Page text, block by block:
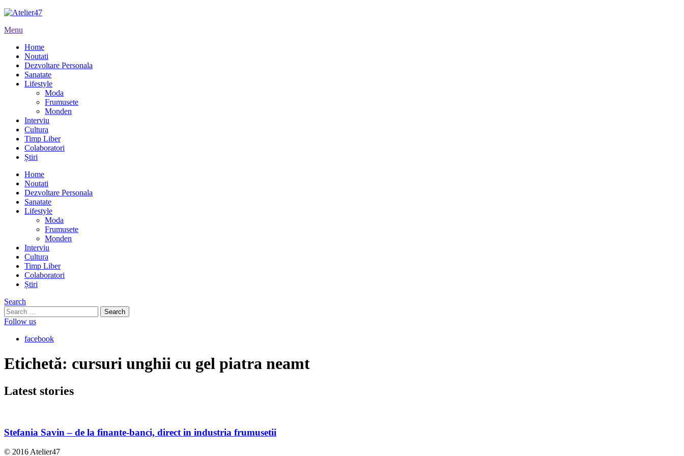
Menu
Home
Noutati
Dezvoltare Personala
Sanatate
Lifestyle
Moda
Frumusete
Monden
Interviu
Cultura
Timp Liber
Colaboratori
Știri
Home
Noutati
Dezvoltare Personala
Sanatate
Lifestyle
Moda
Frumusete
Monden
Interviu
Cultura
Timp Liber
Colaboratori
Știri
Search
Search
for:
Follow us
facebook
Etichetă: cursuri unghii cu gel piatra neamt
Latest stories
Stefania Savin – de la finante-banci, direct in industria frumusetii
© 2016 Atelier47